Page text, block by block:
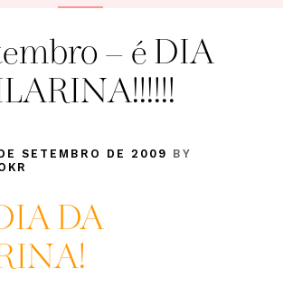
– é DIA
SETEMBRO DE 2009
BY
DA